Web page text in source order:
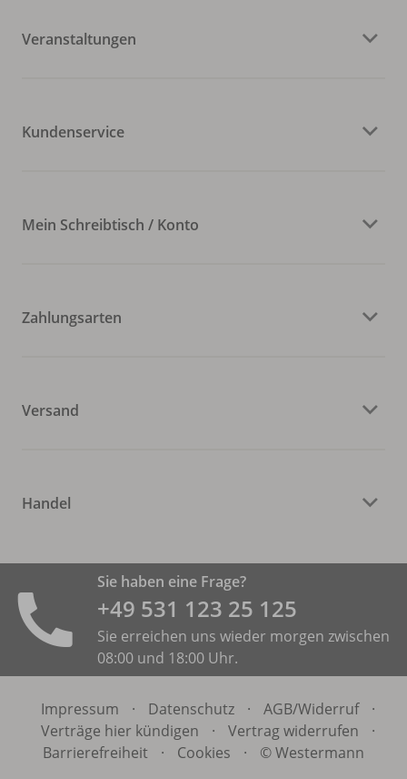
Veranstaltungen
Kundenservice
Mein Schreibtisch / Konto
Zahlungsarten
Versand
Handel
Sie haben eine Frage?
+49 531 ­123 25 125
Sie erreichen uns wieder morgen zwischen
08:00 und 18:00 Uhr.
Impressum · Datenschutz · AGB/Widerruf
·
Verträge hier kündigen
· Vertrag widerrufen
·
Barrierefreiheit
· Cookies · © Westermann